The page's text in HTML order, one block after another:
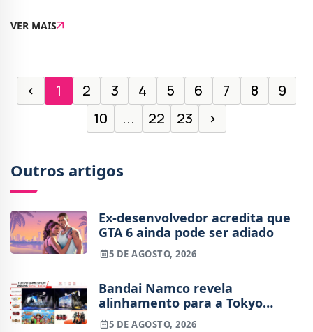
as encomendas disponíveis a p
VER MAIS
‹ 1 2 3 4 5 6 7 8
9
10
... 22 23 ›
Outros artigos
Ex-desenvolvedor acredita que
GTA 6 ainda pode ser adiado
5 DE AGOSTO, 2026
Bandai Namco revela
alinhamento para a Tokyo
Game Show 2026
5 DE AGOSTO, 2026